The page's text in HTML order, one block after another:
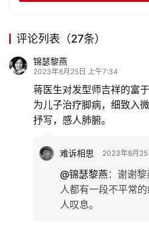
首
评论列表（27条）
锦瑟黎燕
2023年8月25日 上午7:34
蒋医生对发型师吉祥的富
为儿子治疗脚病，细致入
抒写，感人肺腑。
难诉相思 2023年8月25
@锦瑟黎燕： 谢谢黎
人都有一段不平常
人叹息。